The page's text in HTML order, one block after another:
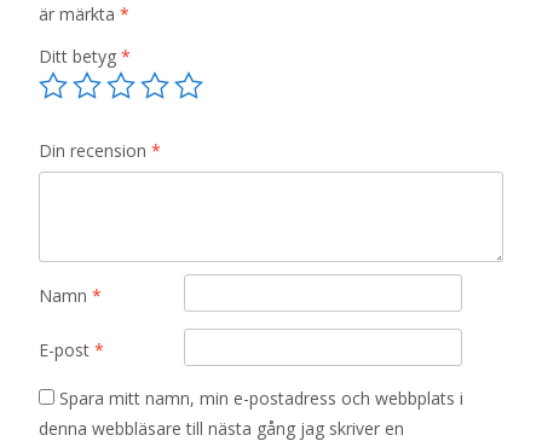
är märkta *
Ditt betyg *
Din recension *
Namn *
E-post *
Spara mitt namn, min e-postadress och webbplats i
denna webbläsare till nästa gång jag skriver en